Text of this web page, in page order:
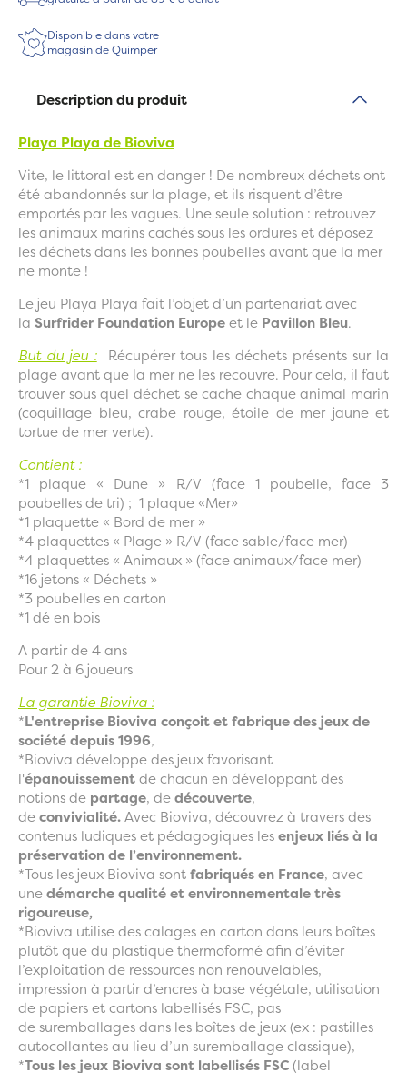
Disponible dans votre
magasin de Quimper
Description du produit
Playa Playa de Bioviva
Vite, le littoral est en danger ! De nombreux déchets ont
été abandonnés sur la plage, et ils risquent d’être
emportés par les vagues. Une seule solution : retrouvez
les animaux marins cachés sous les ordures et déposez
les déchets dans les bonnes poubelles avant que la mer
ne monte !
Le jeu Playa Playa fait l’objet d’un partenariat avec
la Surfrider Foundation Europeet le Pavillon Bleu.
But du jeu :Récupérer tous les déchets présents sur la
plage avant que la mer ne les recouvre. Pour cela, il faut
trouver sous quel déchet se cache chaque animal marin
(coquillage bleu, crabe rouge, étoile de mer jaune et
tortue de mer verte).
Contient :
*1 plaque « Dune » R/V (face 1 poubelle, face 3
poubelles de tri) ; 1 plaque «Mer»
*1 plaquette « Bord de mer »
*4 plaquettes « Plage » R/V (face sable/face mer)
*4 plaquettes « Animaux » (face animaux/face mer)
*16 jetons « Déchets »
*3 poubelles en carton
*1 dé en bois
A partir de 4 ans
Pour 2 à 6 joueurs
La garantie Bioviva :
*L'entreprise Bioviva conçoit et fabrique des jeux de
société depuis 1996,
*Bioviva développe des jeux favorisant
l'épanouissementde chacun en développant des
notions de partage, dedécouverte,
deconvivialité.Avec Bioviva, découvrez à travers des
contenus ludiques et pédagogiques lesenjeux liés à la
préservation de l’environnement.
*Tous les jeux Bioviva sontfabriqués en France, avec
unedémarche qualité et environnementale très
rigoureuse,
*Bioviva utilise des calages en carton dans leurs boîtes
plutôt que du plastique thermoformé afin d’éviter
l’exploitation de ressources non renouvelables,
impression à partir d’encres à base végétale, utilisation
de papiers et cartons labellisés FSC, pas
de suremballages dans les boîtes de jeux (ex : pastilles
autocollantes au lieu d’un suremballage classique),
*Tous les jeux Bioviva sont labellisés FSC(label